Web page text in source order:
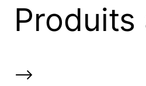
Produits
-->